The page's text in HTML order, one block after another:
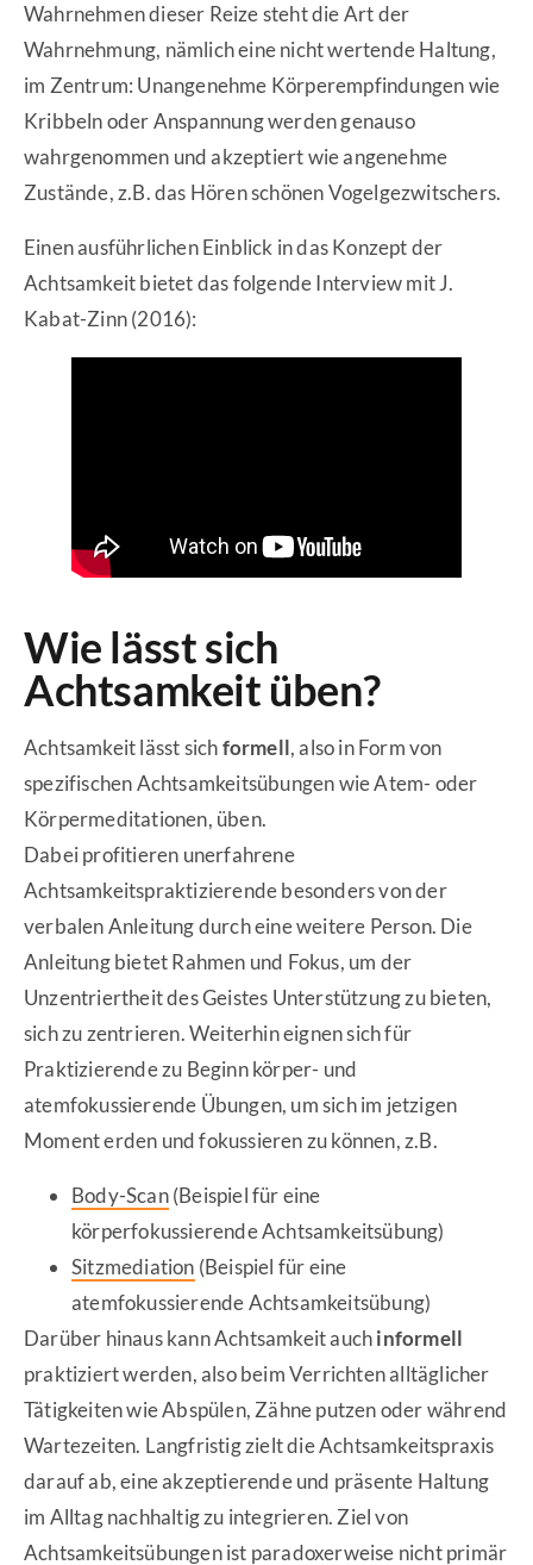
Wahrnehmen dieser Reize steht die Art der
Wahrnehmung, nämlich eine nicht wertende Haltung,
im Zentrum: Unangenehme Körperempfindungen wie
Kribbeln oder Anspannung werden genauso
wahrgenommen und akzeptiert wie angenehme
Zustände, z.B. das Hören schönen Vogelgezwitschers.
Einen ausführlichen Einblick in das Konzept der
Achtsamkeit bietet das folgende Interview mit J.
Kabat-Zinn (2016):
Wie lässt sich
Achtsamkeit üben?
Achtsamkeit lässt sichformell, also in Form von
spezifischen Achtsamkeitsübungen wie Atem- oder
Körpermeditationen, üben.
Dabei profitieren unerfahrene
Achtsamkeitspraktizierende besonders von der
verbalen Anleitung durch eine weitere Person. Die
Anleitung bietet Rahmen und Fokus, um der
Unzentriertheit des Geistes Unterstützung zu bieten,
sich zu zentrieren. Weiterhin eignen sich für
Praktizierende zu Beginn körper- und
atemfokussierende Übungen, um sich im jetzigen
Moment erden und fokussieren zu können, z.B.
Body-Scan(Beispiel für eine
körperfokussierende Achtsamkeitsübung)
Sitzmediation (Beispiel für eine
atemfokussierende Achtsamkeitsübung)
Darüber hinaus kann Achtsamkeit auchinformell
praktiziert werden, also beim Verrichten alltäglicher
Tätigkeiten wie Abspülen, Zähne putzen oder während
Wartezeiten. Langfristig zielt die Achtsamkeitspraxis
darauf ab, eine akzeptierende und präsente Haltung
im Alltag nachhaltig zu integrieren. Ziel von
Achtsamkeitsübungen ist paradoxerweise nicht primär